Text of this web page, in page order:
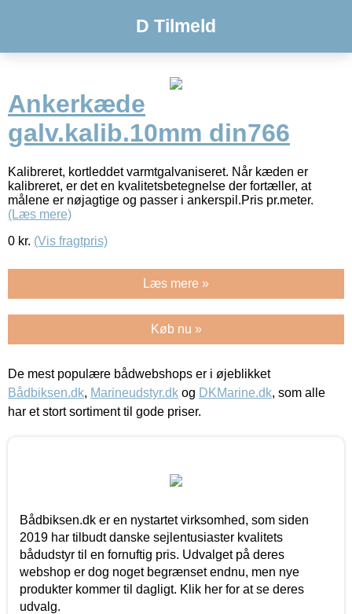
D Tilmeld
Ankerkæde
galv.kalib.10mm din766
Kalibreret, kortleddet varmtgalvaniseret. Når kæden er
kalibreret, er det en kvalitetsbetegnelse der fortæller, at
målene er nøjagtige og passer i ankerspil.Pris pr.meter.
(Læs mere)
0 kr. (Vis fragtpris)
Læs mere »
Køb nu »
De mest populære bådwebshops er i øjeblikket
Bådbiksen.dk, Marineudstyr.dk og DKMarine.dk, som alle
har et stort sortiment til gode priser.
Bådbiksen.dk er en nystartet virksomhed, som siden
2019 har tilbudt danske sejlentusiaster kvalitets
bådudstyr til en fornuftig pris. Udvalget på deres
webshop er dog noget begrænset endnu, men nye
produkter kommer til dagligt. Klik her for at se deres
udvalg.